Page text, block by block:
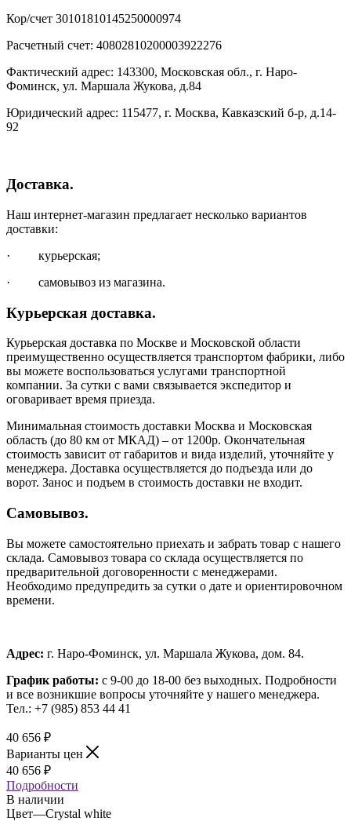
Кор/счет 30101810145250000974
Расчетный счет: 40802810200003922276
Фактический адрес: 143300, Московская обл., г. Наро-
Фоминск, ул. Маршала Жукова, д.84
Юридический адрес: 115477, г. Москва, Кавказский б-р, д.14-
92
Доставка.
Наш интернет-магазин предлагает несколько вариантов
доставки:
· курьерская;
· самовывоз из магазина.
Курьерская доставка.
Курьерская доставка по Москве и Московской области
преимущественно осуществляется транспортом фабрики, либо
вы можете воспользоваться услугами транспортной
компании. За сутки с вами связывается экспедитор и
оговаривает время приезда.
Минимальная стоимость доставки Москва и Московская
область (до 80 км от МКАД) – от 1200р. Окончательная
стоимость зависит от габаритов и вида изделий, уточняйте у
менеджера. Доставка осуществляется до подъезда или до
ворот. Занос и подъем в стоимость доставки не входит.
Самовывоз.
Вы можете самостоятельно приехать и забрать товар с нашего
склада. Самовывоз товара со склада осуществляется по
предварительной договоренности с менеджерами.
Необходимо предупредить за сутки о дате и ориентировочном
времени.
Адрес: г. Наро-Фоминск, ул. Маршала Жукова, дом. 84.
График работы: с 9-00 до 18-00 без выходных. Подробности
и все возникшие вопросы уточняйте у нашего менеджера.
Тел.: +7 (985) 853 44 41
40 656 ₽
Варианты цен
40 656 ₽
Подробности
В наличии
Цвет—Crystal white